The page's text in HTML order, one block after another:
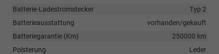
Batterie-Ladestromstecker
Typ 2
Batterieausstattung
vorhanden/gekauft
Batteriegarantie (Km)
250000 km
Polsterung
Leder